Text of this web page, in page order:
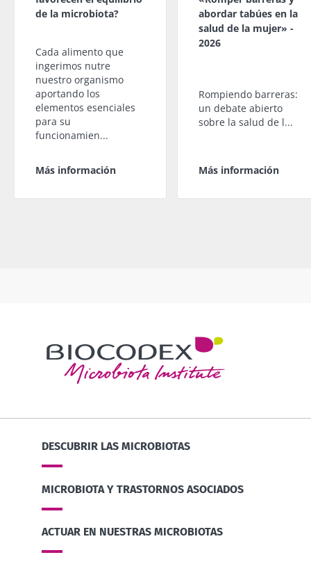
de la microbiota?
Cada alimento que
ingerimos nutre
nuestro organismo
aportando los
elementos esenciales
para su
funcionamien...
Más información
abordar tabúes en la
salud de la mujer» -
2026
Rompiendo barreras:
un debate abierto
sobre la salud de l...
Más información
DESCUBRIR LAS MICROBIOTAS
MICROBIOTA Y TRASTORNOS ASOCIADOS
ACTUAR EN NUESTRAS MICROBIOTAS